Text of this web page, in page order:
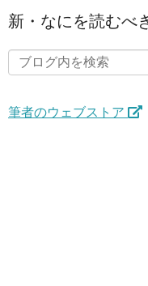
新・なにを読むべ
筆者のウェブストア